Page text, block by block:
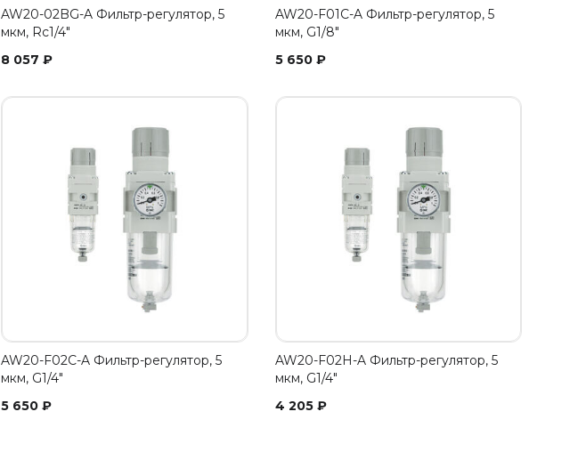
AW20-02BG-A Фильтр-регулятор, 5
мкм, Rc1/4"
8 057 ₽
AW20-F01C-A Фильтр-регулятор, 5
мкм, G1/8"
5 650 ₽
AW20-F02C-A Фильтр-регулятор, 5
мкм, G1/4"
5 650 ₽
AW20-F02H-A Фильтр-регулятор, 5
мкм, G1/4"
4 205 ₽